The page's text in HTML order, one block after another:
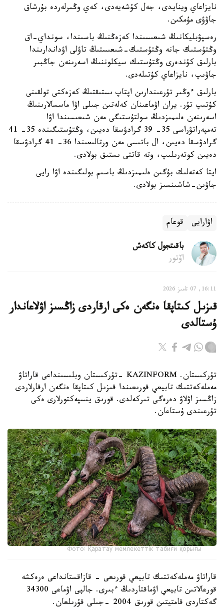
نايزاعاي وينايدى، جەل كۇشەيەدى، كەي وڭىرلەردە بۇرشاق
جاۋۋى مۇمكىن.
رەسپۋبليكانىڭ شىعىسىندا كەزەڭنىڭ باسىندا، سونداي-اق
وڭتۇستىك جانە وڭتۇستىك-شىعىستىڭ تاۋلى اۋداندارىندا
بارلىق كۇندەرى وڭتۇستىك سيكلوننىڭ اسەرىنەن جاڭبىر
جاۋىپ، نايزاعاي كۇتىلەدى.
بارلىق ءوڭىر تۇرعىندارىن اپتاپ ىستىقتىڭ كەزەكتى تولقىنى
كۇتىپ تۇر. يران اۋماعىنان كەلەتىن جىلى اۋا ماسسالارىنىڭ
اسەرىنەن ەلىمىزدىڭ سولتۇستىگى مەن شىعىسىندا اۋا
تەمپەراتۋراسى 35- 39 گرادۋسقا دەيىن، وڭتۇستىگىندە 35- 41
گرادۋسقا دەيىن، ال باتىسى مەن ورتالىعىندا 36- 41 گرادۋسقا
دەيىن كوتەرىلىپ، وتە قاتتى ىستىق بولادى.
ايتا كەتەلىك بۇگىن ەلىمىزدىڭ باسىم بولىگىندە اۋا رايى
جاۋىن-شاشىنسىز بولادى.
اۋارايى قوعام
باقىتجول كاكەش
اۆتور
16:11, 07 تامىز 2026
قىزىل كىتاپقا ەنگەن ەكى ارقاردى زاڭسىز اۋلاعاندار
ۇستالدى
تۇركىستان. KAZINFORM -تۇركىستان وبلىسىنداعى قاراتاۋ
مەملەكەتتىك تابيعي قورىعىندا قىزىل كىتاپقا ەنگەن ارقارلاردى
زاڭسىز اۋلاۋ دەرەگى تىركەلدى. قورىق ينسپەكتورلارى ەكى
تۇرعىندى ۇستاعان.
Фото: Қаратау мемлекеттік табиғи қорығы
قاراتاۋ مەملەكەتتىك تابيعي قورىعى - قازاقستانداعى ەرەكشە
قورعالاتىن تابيعي اۋماقتاردىڭ ءبىرى. جالپى اۋماعى 34300
گەكتاردى قامتيتىن قورىق 2004 -جىلى قۇرىلعان.